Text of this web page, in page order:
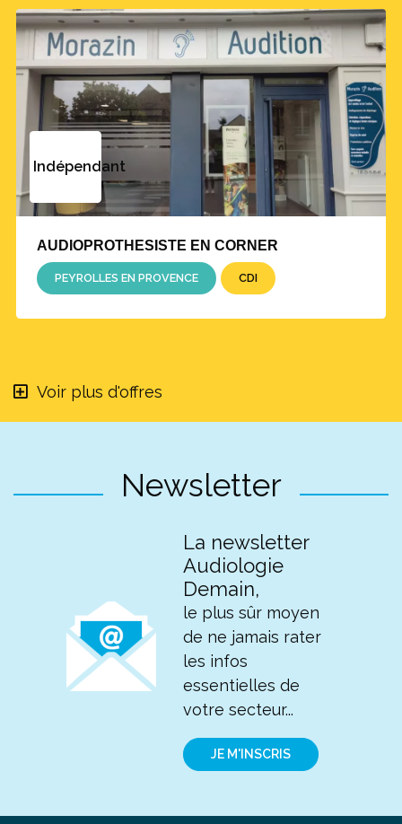
Indépendant
AUDIOPROTHESISTE EN CORNER
PEYROLLES EN PROVENCE CDI
Voir plus d'offres
Newsletter
La newsletter
Audiologie
Demain,
le plus sûr moyen
de ne jamais rater
les infos
essentielles de
votre secteur...
JE M'INSCRIS